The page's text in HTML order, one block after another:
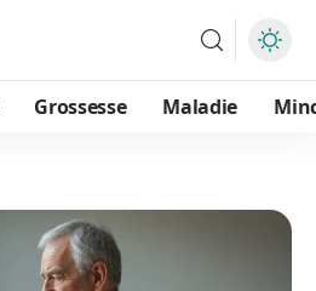
Grossesse Maladie